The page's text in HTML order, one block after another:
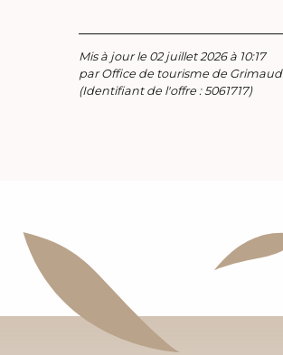
Mis à jour le 02 juillet 2026 à 10:17
par Office de tourisme de Grimaud
(Identifiant de l'offre :5061717)